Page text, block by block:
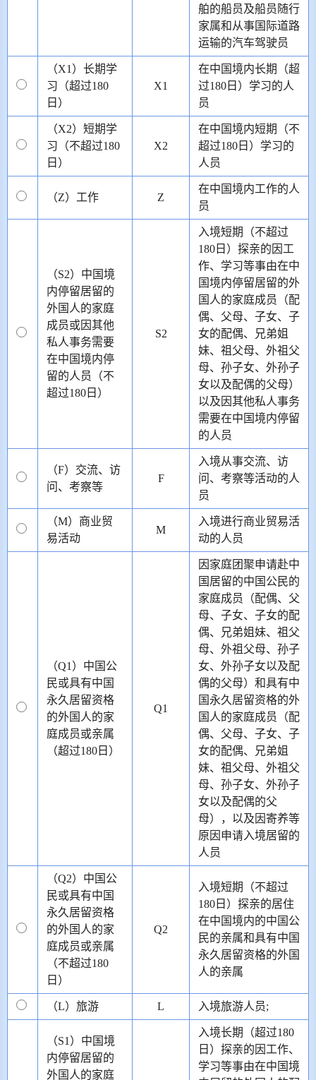
舶的船员及船员随行
家属和从事国际道路
运输的汽车驾驶员
（X1）长期学
习（超过180
日）
X1
在中国境内长期（超
过180日）学习的人
员
（X2）短期学
习（不超过180
日）
X2
在中国境内短期（不
超过180日）学习的
人员
（Z）工作 Z
在中国境内工作的人
员
（S2）中国境
内停留居留的
外国人的家庭
成员或因其他
私人事务需要
在中国境内停
留的人员（不
超过180日）
S2
入境短期（不超过
180日）探亲的因工
作、学习等事由在中
国境内停留居留的外
国人的家庭成员（配
偶、父母、子女、子
女的配偶、兄弟姐
妹、祖父母、外祖父
母、孙子女、外孙子
女以及配偶的父母）
以及因其他私人事务
需要在中国境内停留
的人员
（F）交流、访
问、考察等
F
入境从事交流、访
问、考察等活动的人
员
（M）商业贸
易活动
M
入境进行商业贸易活
动的人员
（Q1）中国公
民或具有中国
永久居留资格
的外国人的家
庭成员或亲属
（超过180日）
Q1
因家庭团聚申请赴中
国居留的中国公民的
家庭成员（配偶、父
母、子女、子女的配
偶、兄弟姐妹、祖父
母、外祖父母、孙子
女、外孙子女以及配
偶的父母）和具有中
国永久居留资格的外
国人的家庭成员（配
偶、父母、子女、子
女的配偶、兄弟姐
妹、祖父母、外祖父
母、孙子女、外孙子
女以及配偶的父
母），以及因寄养等
原因申请入境居留的
人员
（Q2）中国公
民或具有中国
永久居留资格
的外国人的家
庭成员或亲属
（不超过180
日）
Q2
入境短期（不超过
180日）探亲的居住
在中国境内的中国公
民的亲属和具有中国
永久居留资格的外国
人的亲属
（L）旅游 L 入境旅游人员;
（S1）中国境
内停留居留的
外国人的家庭
入境长期（超过180
日）探亲的因工作、
学习等事由在中国境